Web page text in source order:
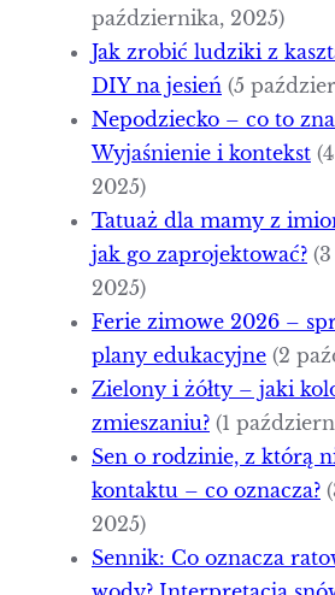
października, 2025)
Jak zrobić ludziki z
DIY na jesień (5
Nepodziecko – co to
Wyjaśnienie i kontekst
2025)
Tatuaż dla mamy z
jak go zaprojektować?
2025)
Ferie zimowe 2026 –
plany edukacyjne (2
Zielony i żółty – jaki
zmieszaniu? (1
Sen o rodzinie, z którą
kontaktu – co oznacza?
2025)
Sennik: Co oznacza